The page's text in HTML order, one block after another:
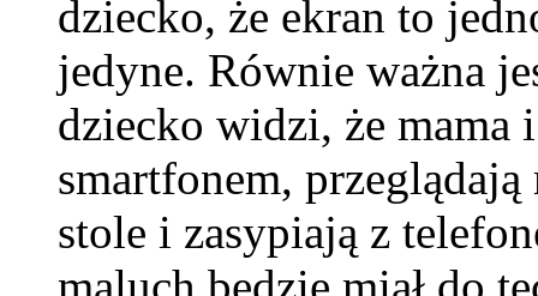
dziecko, że ekran to
jedyne. Równie ważna
dziecko widzi, że mama
smartfonem,
stole i zasypiają z